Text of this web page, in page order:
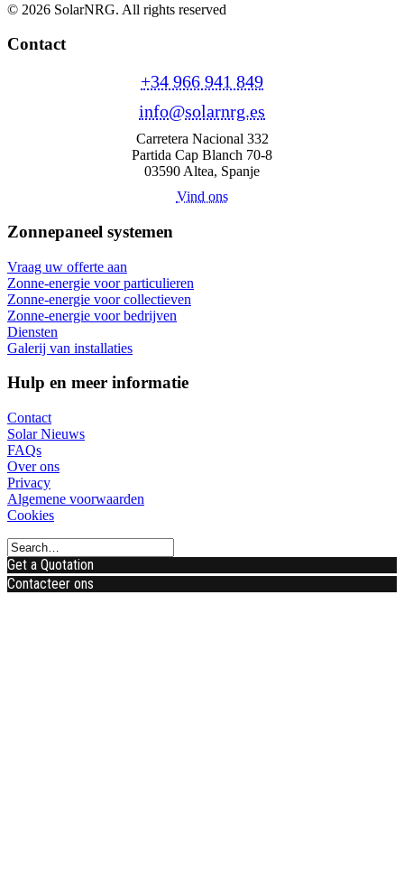
© 2026 SolarNRG. All rights reserved
Contact
+34 966 941 849
info@solarnrg.es
Carretera Nacional 332
Partida Cap Blanch 70-8
03590 Altea, Spanje
Vind ons
Zonnepaneel systemen
Vraag uw offerte aan
Zonne-energie voor particulieren
Zonne-energie voor collectieven
Zonne-energie voor bedrijven
Diensten
Galerij van installaties
Hulp en meer informatie
Contact
Solar Nieuws
FAQs
Over ons
Privacy
Algemene voorwaarden
Cookies
Get a Quotation
Contacteer ons